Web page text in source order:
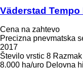
Väderstad Tempo
Cena na zahtevo
Precizna pnevmatska
2017
Število vrstic 8
8.000 ha/uro Delovna